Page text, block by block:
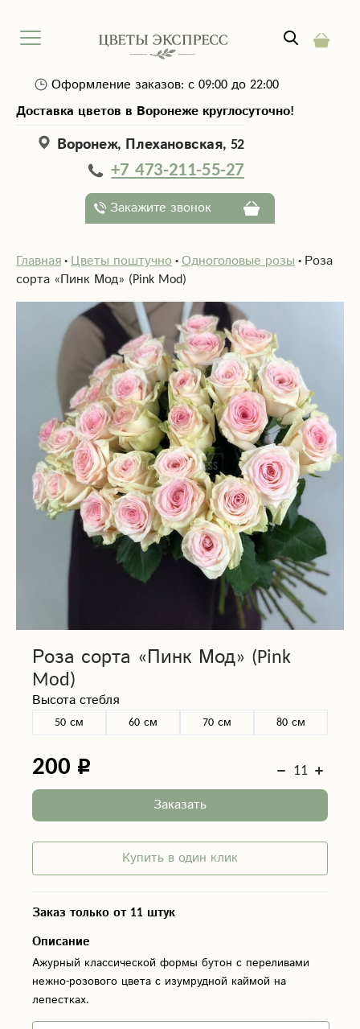
Оформление заказов: с 09:00 до 22:00
Доставка цветов в Воронеже круглосуточно!
Воронеж, Плехановская, 52
+7 473-211-55-27
Закажите звонок
Главная Цветы поштучно Одноголовые розы Роза
сорта «Пинк Мод» (Pink Mod)
Роза сорта «Пинк Мод» (Pink
Mod)
Высота стебля
50 см 60 см 70 см 80 см
200
Заказать
Купить в один клик
Заказ только от 11 штук
Описание
Ажурный классической формы бутон с переливами
нежно-розового цвета с изумрудной каймой на
лепестках.